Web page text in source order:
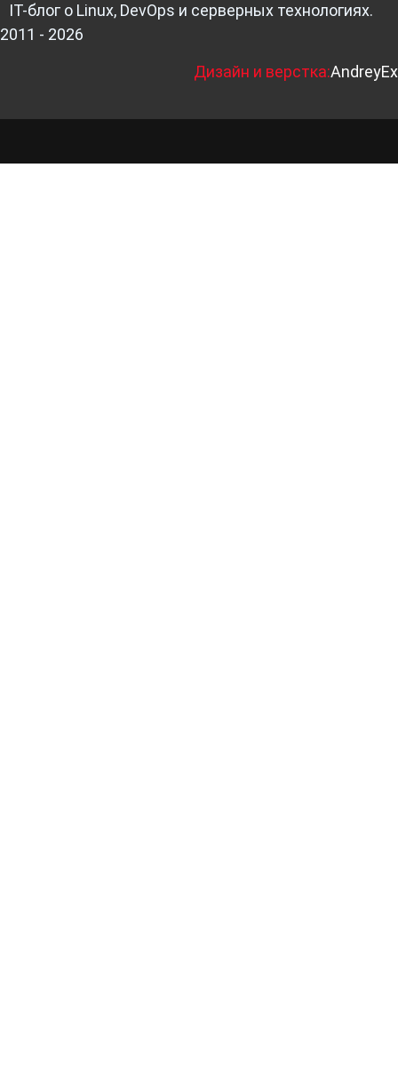
IT-блог о Linux, DevOps и серверных технологиях.
2011 - 2026
Дизайн и верстка:AndreyEx